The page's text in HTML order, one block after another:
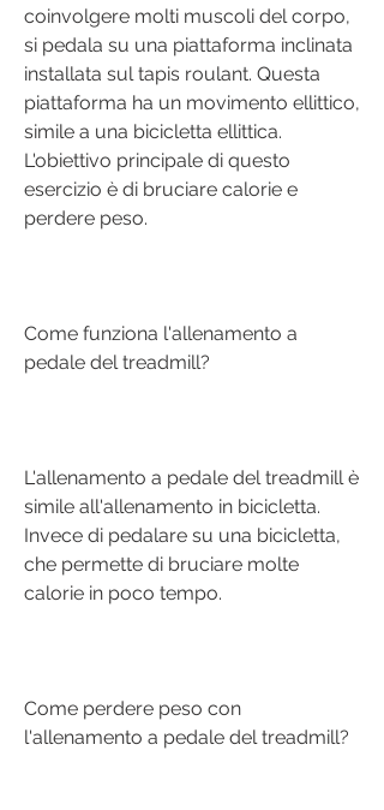
coinvolgere molti muscoli del corpo,
si pedala su una piattaforma inclinata
installata sul tapis roulant. Questa
piattaforma ha un movimento ellittico,
simile a una bicicletta ellittica.
L'obiettivo principale di questo
esercizio è di bruciare calorie e
perdere peso.
Come funziona l'allenamento a
pedale del treadmill?
L'allenamento a pedale del treadmill è
simile all'allenamento in bicicletta.
Invece di pedalare su una bicicletta,
che permette di bruciare molte
calorie in poco tempo.
Come perdere peso con
l'allenamento a pedale del treadmill?